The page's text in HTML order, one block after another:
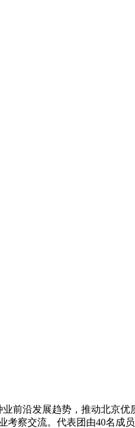
前沿发展趋势，推动北京
察交流。代表团由40名成